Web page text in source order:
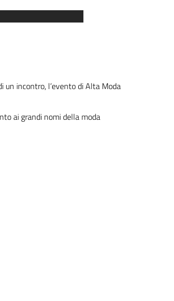
un incontro, l’evento di Alta Moda
ai grandi nomi della moda